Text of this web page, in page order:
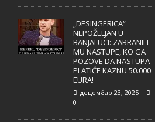
„DESINGERICA“
NEPOŽELJAN U
BANJALUCI: ZABRANILI
MU NASTUPE, KO GA
POZOVE DA NASTUPA
PLATIĆE KAZNU 50.000
EURA!
децембар 23, 2025
0